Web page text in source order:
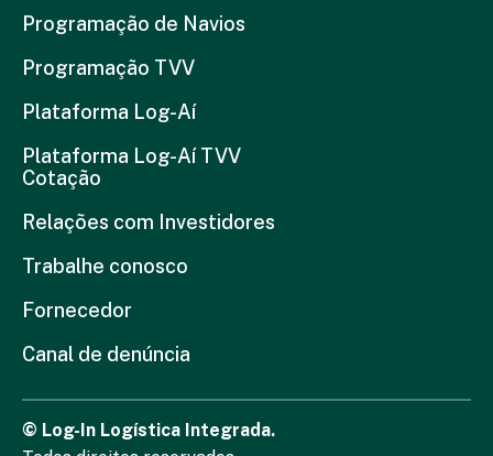
Programação de Navios
Programação TVV
Plataforma Log-Aí
Plataforma Log-Aí TVV
Cotação
Relações com Investidores
Trabalhe conosco
Fornecedor
Canal de denúncia
© Log-In Logística Integrada.